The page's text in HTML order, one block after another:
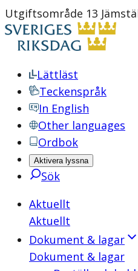
Utgiftsområde 13
Lättläst
Teckenspråk
In English
Other languages
Ordbok
Aktivera lyssna
Sök
Aktuellt
Aktuellt
Dokument & lagar
Dokument & lagar